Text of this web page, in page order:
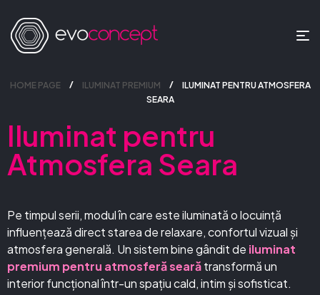
HOME PAGE ILUMINAT PREMIUM
ILUMINAT PENTRU ATMOSFERA
SEARA
Iluminat pentru
Atmosfera Seara
Pe timpul serii, modul în care este iluminată o locuință
influențează direct starea de relaxare, confortul vizual și
atmosfera generală. Un sistem bine gândit de iluminat
premium pentru atmosferă searătransformă un
interior funcțional într-un spațiu cald, intim și sofisticat.